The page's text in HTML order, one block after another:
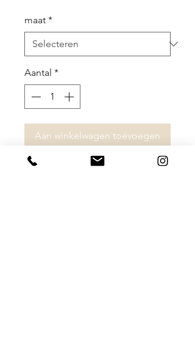
maat *
Aantal *
Aan winkelwagen toevoegen
Amy draagt maat S in de blouse.